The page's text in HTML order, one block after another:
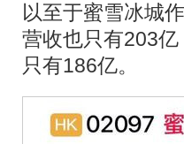
以至于蜜雪冰城
营收也只有203
只有186亿。